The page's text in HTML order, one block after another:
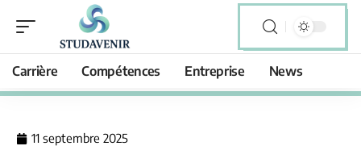
Carrière Compétences Entreprise News
11 septembre 2025